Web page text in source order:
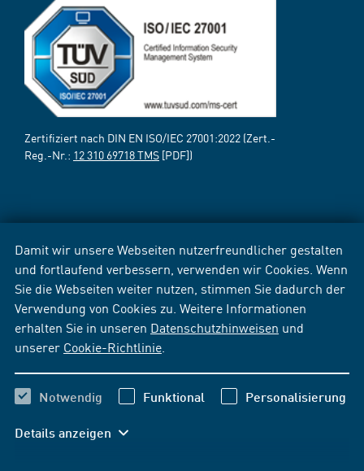
Damit wir unsere Webseiten nutzerfreundlicher gestalten
und fortlaufend verbessern, verwenden wir Cookies. Wenn
Sie die Webseiten weiter nutzen, stimmen Sie dadurch der
Verwendung von Cookies zu. Weitere Informationen
erhalten Sie in unseren Datenschutzhinweisen und
unserer Cookie-Richtlinie
Notwendig Funktional Personalisierung
Details anzeigen
Zertifiziert nach DIN EN ISO/IEC 27001:2022 (Zert.-
Reg.-Nr.: 12 310 69718 TMS [PDF])